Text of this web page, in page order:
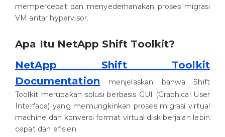
mempercepat dan menyederhanakan proses migrasi
VM antar hypervisor.
Apa Itu NetApp Shift Toolkit?
NetApp Shift Toolkit
Documentation menjelaskan bahwa Shift
Toolkit merupakan solusi berbasis GUI (Graphical User
Interface) yang memungkinkan proses migrasi virtual
machine dan konversi format virtual disk berjalan lebih
cepat dan efisien.